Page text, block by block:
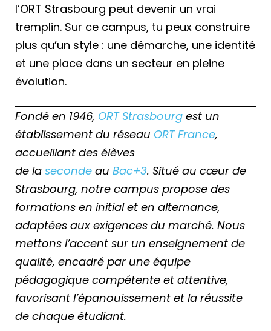
l’ORT Strasbourg peut devenir un vrai
tremplin. Sur ce campus, tu peux construire
plus qu’un style : une démarche, une identité
et une place dans un secteur en pleine
évolution.
Fondé en 1946, ORT Strasbourg est un
établissement du réseau ORT France,
accueillant des élèves
de la seconde au Bac+3. Situé au cœur de
Strasbourg, notre campus propose des
formations en initial et en alternance,
adaptées aux exigences du marché. Nous
mettons l’accent sur un enseignement de
qualité, encadré par une équipe
pédagogique compétente et attentive,
favorisant l’épanouissement et la réussite
de chaque étudiant.